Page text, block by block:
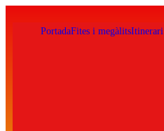
PortadaFites i megàlitsItinerari